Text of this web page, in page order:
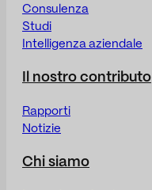
Consulenza
Studi
Intelligenza aziendale
Il nostro contributo
Rapporti
Notizie
Chi siamo